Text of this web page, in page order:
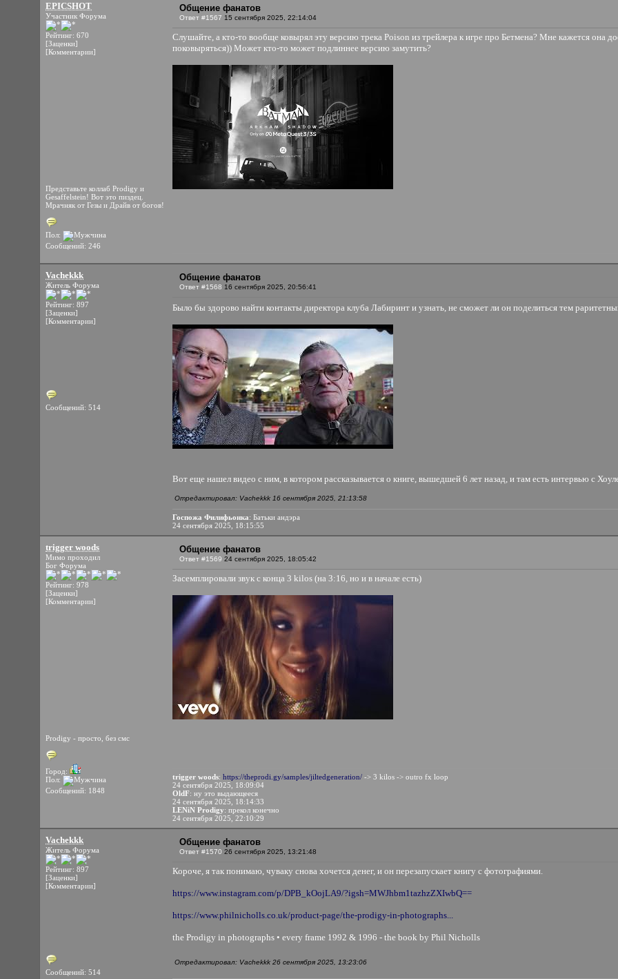
EPICSHOT
Участник Форума
Рейтинг: 670
[Заценки]
[Комментарии]
Представьте коллаб Prodigy и
Gesaffelstein! Вот это пиздец.
Мрачняк от Гезы и Драйв от богов!
Пол:
Сообщений: 246
Общение фанатов
Ответ #1567 15 сентября 2025, 22:14:04
Слушайте, а кто-то вообще ковырял эту версию трека Poison из трейлера к игре про Бетмена? Мне кажется она
поковыряться)) Может кто-то может подлиннее версию замутить?
Vachekkk
Житель Форума
Рейтинг: 897
[Заценки]
[Комментарии]
Сообщений: 514
Общение фанатов
Ответ #1568 16 сентября 2025, 20:56:41
Было бы здорово найти контакты директора клуба Лабиринт и узнать, не сможет ли он поделиться тем
Вот еще нашел видео с ним, в котором рассказывается о книге, вышедшей 6 лет назад, и там есть интервью с
Отредактировал: Vachekkk 16 сентября 2025, 21:13:58
Госпожа Филифьонка: Батьки андэра
24 сентября 2025, 18:15:55
trigger woods
Мимо проходил
Бог Форума
Рейтинг: 978
[Заценки]
[Комментарии]
Prodigy - просто, без смс
Город:
Пол:
Сообщений: 1848
Общение фанатов
Ответ #1569 24 сентября 2025, 18:05:42
Засемплировали звук с конца 3 kilos (на 3:16, но и в начале есть)
trigger woods: https://theprodi.gy/samples/jiltedgeneration/ -> 3 kilos -> outro fx loop
24 сентября 2025, 18:09:04
OldF: ну это выдающееся
24 сентября 2025, 18:14:33
LENiN Prodigy: прекол конечно
24 сентября 2025, 22:10:29
Vachekkk
Житель Форума
Рейтинг: 897
[Заценки]
[Комментарии]
Сообщений: 514
Общение фанатов
Ответ #1570 26 сентября 2025, 13:21:48
Короче, я так понимаю, чуваку снова хочется денег, и он перезапускает книгу с фотографиями.
https://www.instagram.com/p/DPB_kOojLA9/?igsh=MWJhbm1tazhzZXIwbQ==
https://www.philnicholls.co.uk/product-page/the-prodigy-in-photographs...
the Prodigy in photographs • every frame 1992 & 1996 - the book by Phil Nicholls
Отредактировал: Vachekkk 26 сентября 2025, 13:23:06